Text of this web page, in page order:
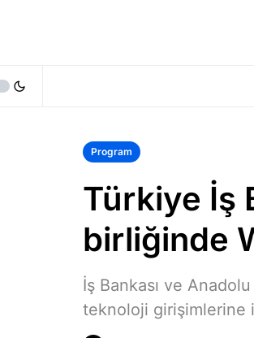
Program
Türkiye İş
birliğinde
İş Bankası ve
teknoloji girişimlerine